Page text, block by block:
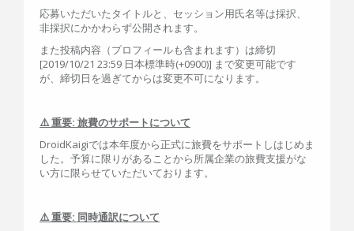
応募いただいたタイトルと、セッション用氏名等は採択、
非採択にかかわらず公開されます。
また投稿内容（プロフィールも含まれます）は締切
[2019/10/21 23:59 日本標準時(+0900)] まで変更可能です
が、締切日を過ぎてからは変更不可になります。
⚠️ 重要: 旅費のサポートについて
DroidKaigiでは本年度から正式に旅費をサポートしはじめま
した。予算に限りがあることから所属企業の旅費支援がな
い方に限らせていただいております。
⚠️ 重要: 同時通訳について